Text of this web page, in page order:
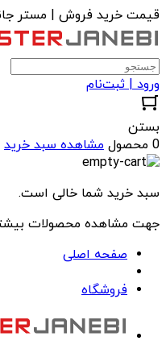
قیمت خرید فروش | مستر
ورود | ثبت‌نام
بستن
0 محصول
مشاهده سبد خرید
سبد خرید شما خالی است.
جهت مشاهده محصولات
صفحه اصلی
فروشگاه